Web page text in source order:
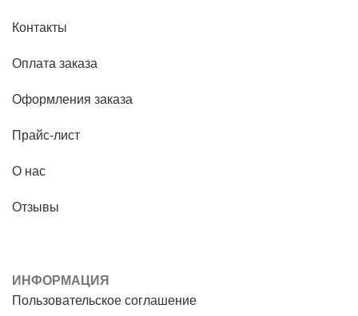
Контакты
Оплата заказа
Оформления заказа
Прайс-лист
О нас
Отзывы
ИНФОРМАЦИЯ
Пользовательское соглашение